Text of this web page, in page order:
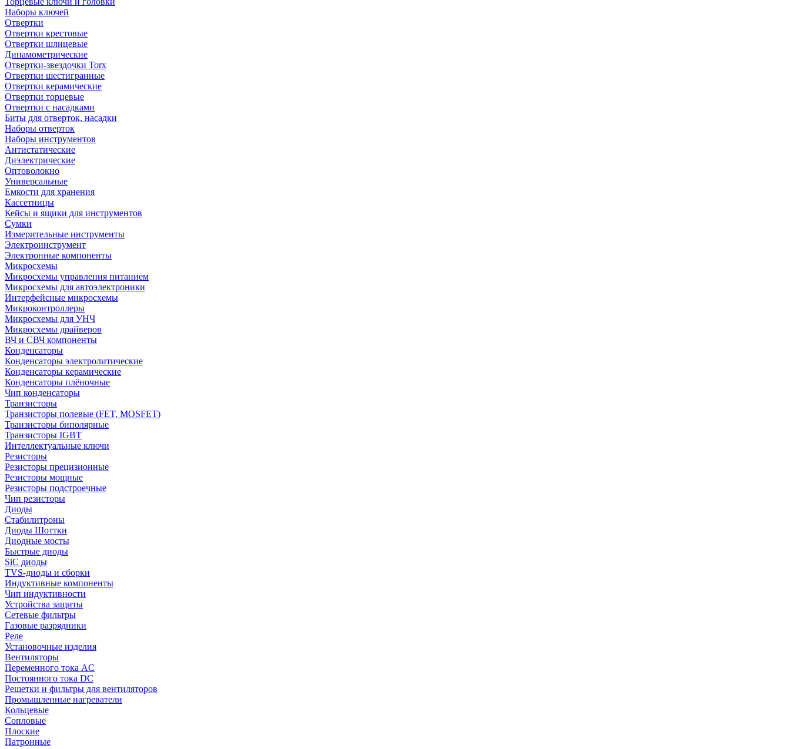
Наборы ключей
Отвертки
Отвертки крестовые
Отвертки шлицевые
Динамометрические
Отвертки-звездочки Torx
Отвертки шестигранные
Отвертки керамические
Отвертки торцевые
Отвертки с насадками
Биты для отверток, насадки
Наборы отверток
Наборы инструментов
Антистатические
Диэлектрические
Оптоволокно
Универсальные
Емкости для хранения
Кассетницы
Кейсы и ящики для инструментов
Сумки
Измерительные инструменты
Электроинструмент
Электронные компоненты
Микросхемы
Микросхемы управления питанием
Микросхемы для автоэлектроники
Интерфейсные микросхемы
Микроконтроллеры
Микросхемы для УНЧ
Микросхемы драйверов
ВЧ и СВЧ компоненты
Конденсаторы
Конденсаторы электролитические
Конденсаторы керамические
Конденсаторы плёночные
Чип конденсаторы
Транзисторы
Транзисторы полевые (FET, MOSFET)
Транзисторы биполярные
Транзисторы IGBT
Интеллектуальные ключи
Резисторы
Резисторы прецизионные
Резисторы мощные
Резисторы подстроечные
Чип резисторы
Диоды
Стабилитроны
Диоды Шоттки
Диодные мосты
Быстрые диоды
SiC диоды
TVS-диоды и сборки
Индуктивные компоненты
Чип индуктивности
Устройства защиты
Сетевые фильтры
Газовые разрядники
Реле
Установочные изделия
Вентиляторы
Переменного тока AC
Постоянного тока DC
Решетки и фильтры для вентиляторов
Промышленные нагреватели
Кольцевые
Сопловые
Плоские
Патронные